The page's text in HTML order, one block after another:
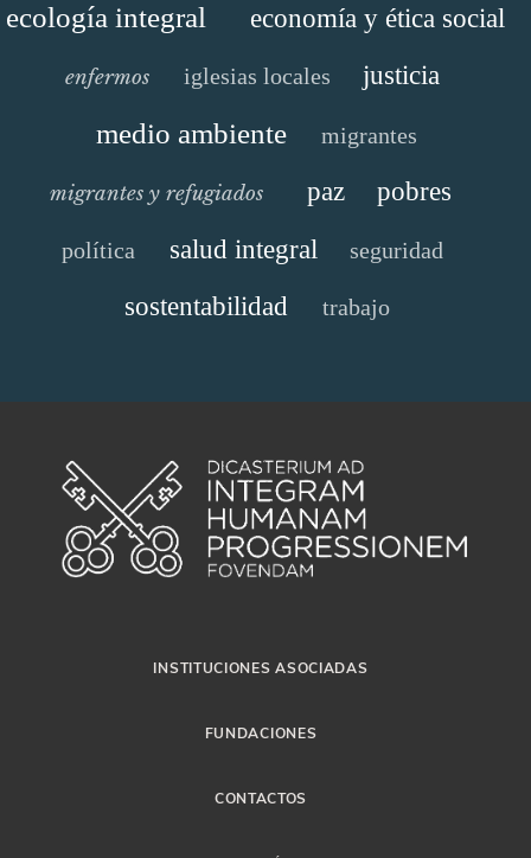
ecología integral economía y ética social
enfermos iglesias locales justicia
medio ambiente migrantes
migrantes y refugiados paz pobres
política salud integral seguridad
sostentabilidad trabajo
INSTITUCIONES ASOCIADAS
FUNDACIONES
CONTACTOS